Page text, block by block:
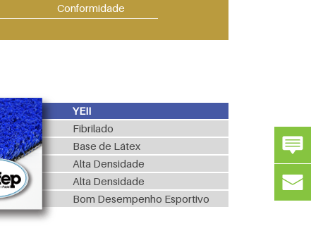
Conformidade
YEII
Fibrilado
Base de Látex
Alta Densidade
Alta Densidade
Bom Desempenho Esportivo